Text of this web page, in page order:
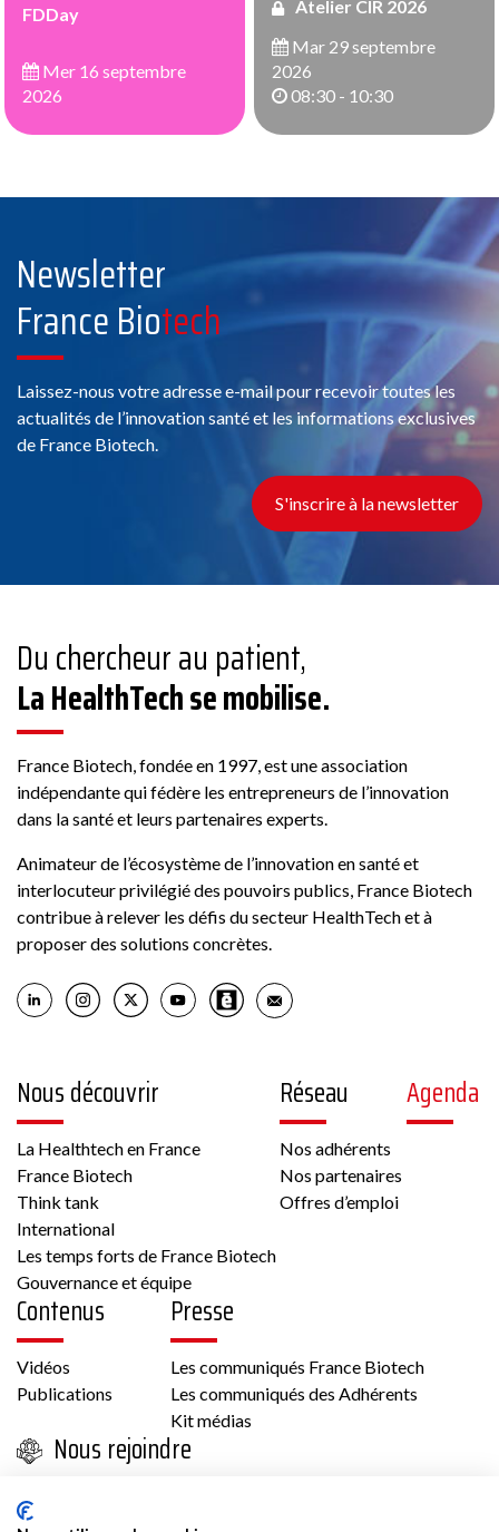
FDDay
Mer 16 septembre
2026
Atelier CIR 2026
Mar 29 septembre
2026
08:30 - 10:30
Newsletter
France Biotech
Laissez-nous votre adresse e-mail pour recevoir toutes les
actualités de l’innovation santé et les informations exclusives
de France Biotech.
S'inscrire à la newsletter
Du chercheur au patient,
La HealthTech se mobilise.
France Biotech, fondée en 1997, est une association
indépendante qui fédère les entrepreneurs de l’innovation
dans la santé et leurs partenaires experts.
Animateur de l’écosystème de l’innovation en santé et
interlocuteur privilégié des pouvoirs publics, France Biotech
contribue à relever les défis du secteur HealthTech et à
proposer des solutions concrètes.
Nous découvrir
La Healthtech en France
France Biotech
Think tank
International
Les temps forts de France Biotech
Gouvernance et équipe
Réseau
Nos adhérents
Nos partenaires
Offres d’emploi
Agenda
Contenus
Vidéos
Publications
Presse
Les communiqués France Biotech
Les communiqués des Adhérents
Kit médias
Nous rejoindre
Adhésion